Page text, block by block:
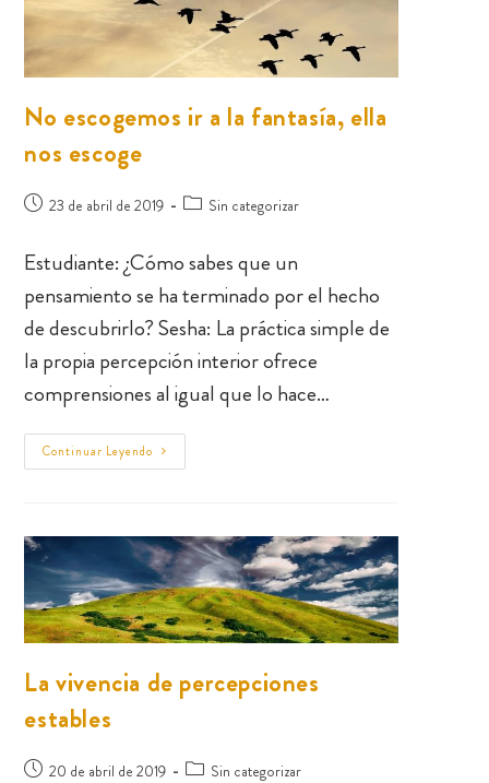
No escogemos ir a la fantasía, ella
nos escoge
23 de abril de 2019 Sin categorizar
Estudiante: ¿Cómo sabes que un
pensamiento se ha terminado por el hecho
de descubrirlo? Sesha: La práctica simple de
la propia percepción interior ofrece
comprensiones al igual que lo hace…
Continuar Leyendo
La vivencia de percepciones
estables
20 de abril de 2019 Sin categorizar